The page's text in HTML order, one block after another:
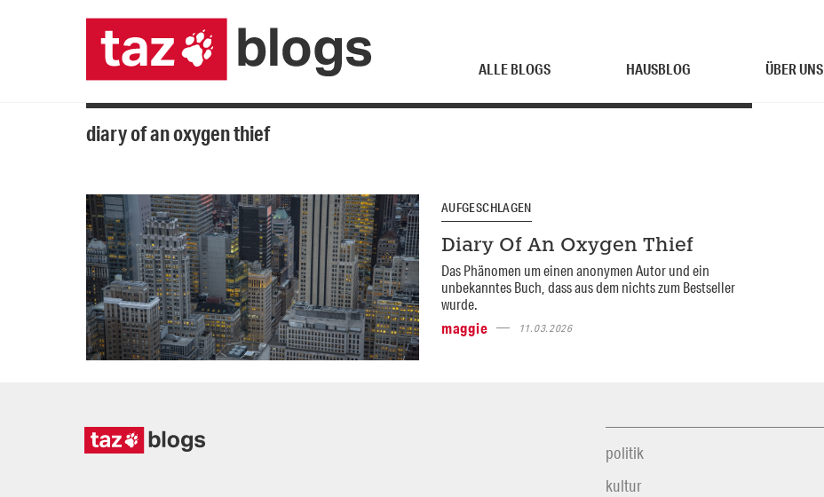
ALLE BLOGS HAUSBLOG ÜBER UNS
diary of an oxygen thief
AUFGESCHLAGEN
Diary Of An Oxygen Thief
Das Phänomen um einen anonymen Autor und ein
unbekanntes Buch, dass aus dem nichts zum Bestseller
wurde.
maggie
11.03.2026
politik
kultur